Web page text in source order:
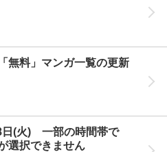
無料」マンガ一覧の更新
日(火) 一部の時間帯で
選択できません